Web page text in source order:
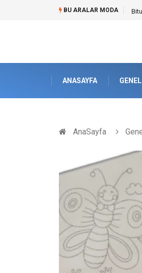
BU ARALAR MODA
ANASAYFA GENEL
AnaSayfa